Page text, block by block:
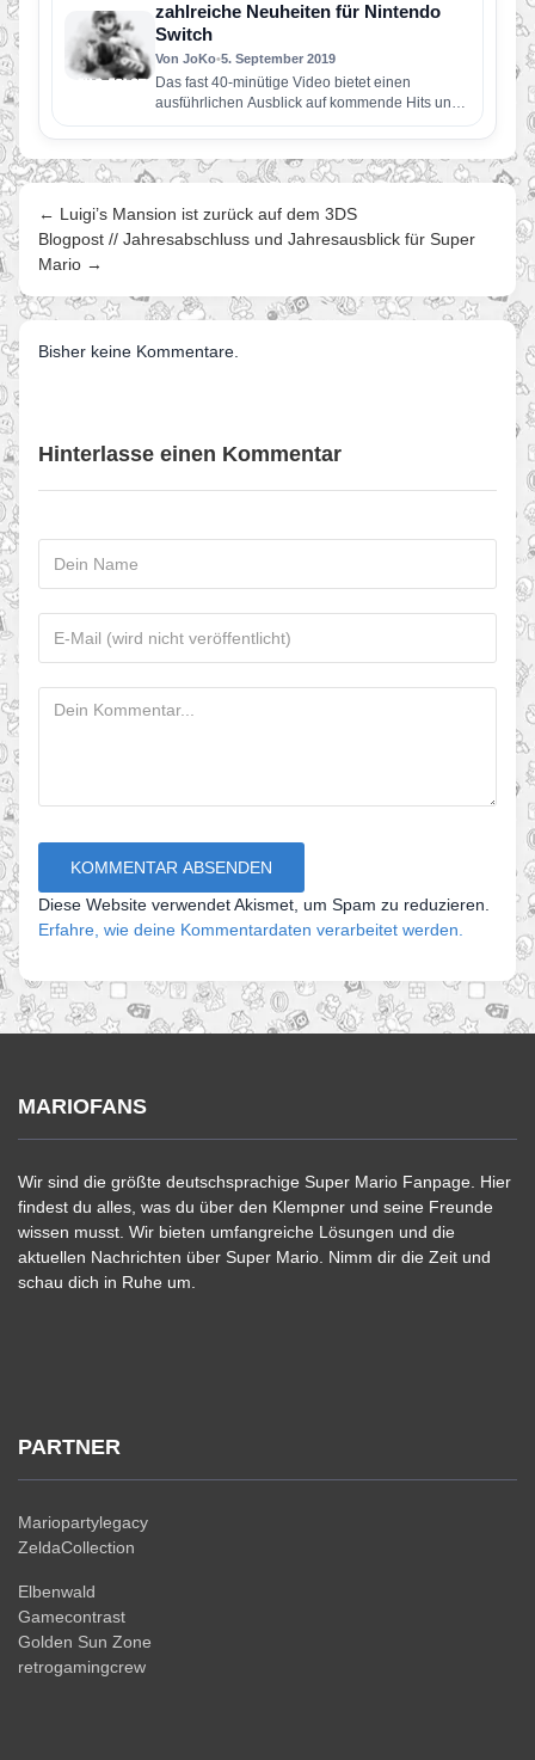
zahlreiche Neuheiten für Nintendo
Switch
Von JoKo•5. September 2019
Das fast 40-minütige Video bietet einen
ausführlichen Ausblick auf kommende Hits und
enthüllt Inhalte, die ab sofort verfügbar…
← Luigi’s Mansion ist zurück auf dem 3DS
Blogpost // Jahresabschluss und Jahresausblick für Super
Mario →
Bisher keine Kommentare.
Hinterlasse einen Kommentar
Diese Website verwendet Akismet, um Spam zu reduzieren.
Erfahre, wie deine Kommentardaten verarbeitet werden.
MARIOFANS
Wir sind die größte deutschsprachige Super Mario Fanpage. Hier
findest du alles, was du über den Klempner und seine Freunde
wissen musst. Wir bieten umfangreiche Lösungen und die
aktuellen Nachrichten über Super Mario. Nimm dir die Zeit und
schau dich in Ruhe um.
PARTNER
Mariopartylegacy
ZeldaCollection
Elbenwald
Gamecontrast
Golden Sun Zone
retrogamingcrew